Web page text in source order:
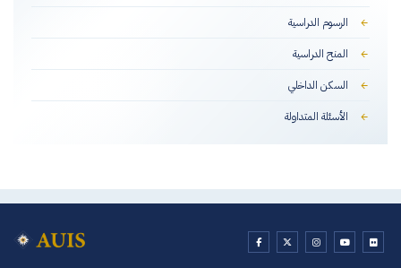
الرسوم الدراسية
المنح الدراسية
السكن الداخلي
الأسئلة المتداولة